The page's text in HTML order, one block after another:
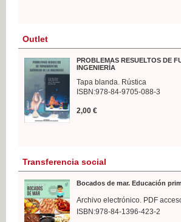
Outlet
PROBLEMAS RESUELTOS DE
INGENIERÍA
Tapa blanda. Rústica
ISBN:978-84-9705-088-3
2,00 €
Transferencia social
Bocados de mar. Educación
Archivo electrónico. PDF
ISBN:978-84-1396-423-2